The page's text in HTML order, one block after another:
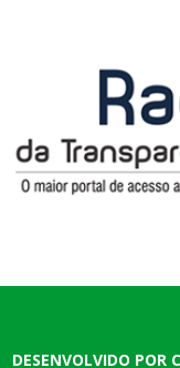
DESENVOLVIDO POR